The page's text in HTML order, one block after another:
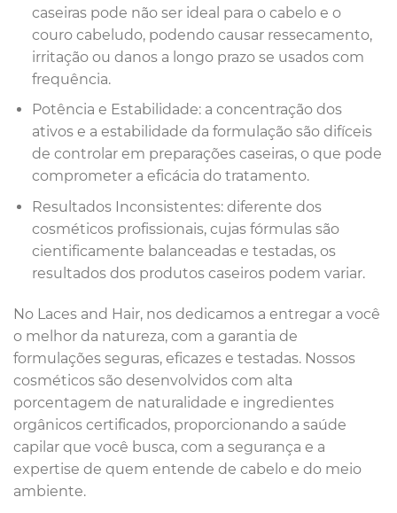
caseiras pode não ser ideal para o cabelo e o
couro cabeludo, podendo causar ressecamento,
irritação ou danos a longo prazo se usados com
frequência.
Potência e Estabilidade: a concentração dos
ativos e a estabilidade da formulação são difíceis
de controlar em preparações caseiras, o que pode
comprometer a eficácia do tratamento.
Resultados Inconsistentes: diferente dos
cosméticos profissionais, cujas fórmulas são
cientificamente balanceadas e testadas, os
resultados dos produtos caseiros podem variar.
No Laces and Hair, nos dedicamos a entregar a você
o melhor da natureza, com a garantia de
formulações seguras, eficazes e testadas. Nossos
cosméticos são desenvolvidos com alta
porcentagem de naturalidade e ingredientes
orgânicos certificados, proporcionando a saúde
capilar que você busca, com a segurança e a
expertise de quem entende de cabelo e do meio
ambiente.